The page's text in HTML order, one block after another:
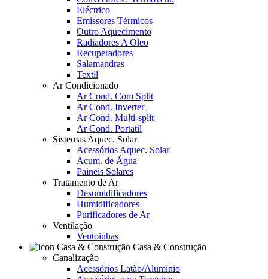
Eléctrico
Emissores Térmicos
Outro Aquecimento
Radiadores A Oleo
Recuperadores
Salamandras
Textil
Ar Condicionado
Ar Cond. Com Split
Ar Cond. Inverter
Ar Cond. Multi-split
Ar Cond. Portatil
Sistemas Aquec. Solar
Acessórios Aquec. Solar
Acum. de Água
Paineis Solares
Tratamento de Ar
Desumidificadores
Humidificadores
Purificadores de Ar
Ventilação
Ventoinhas
Casa & Construção
Canalização
Acessórios Latão/Alumínio